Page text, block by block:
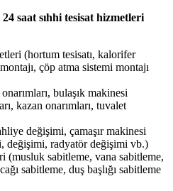
saat sıhhi tesisat hizmetleri
(hortum tesisatı, kalorifer
çöp atma sistemi montajı
bulaşık makinesi
kazan onarımları, tuvalet
değişimi, çamaşır makinesi
değişimi, radyatör değişimi vb.)
(musluk sabitleme, vana sabitleme,
sabitleme, duş başlığı sabitleme